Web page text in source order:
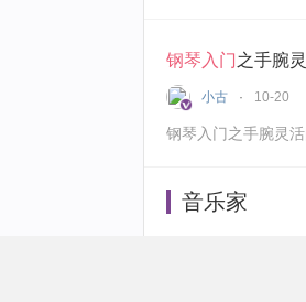
钢琴入门之手腕
小古 10-20
钢琴入门之手腕灵
音乐家